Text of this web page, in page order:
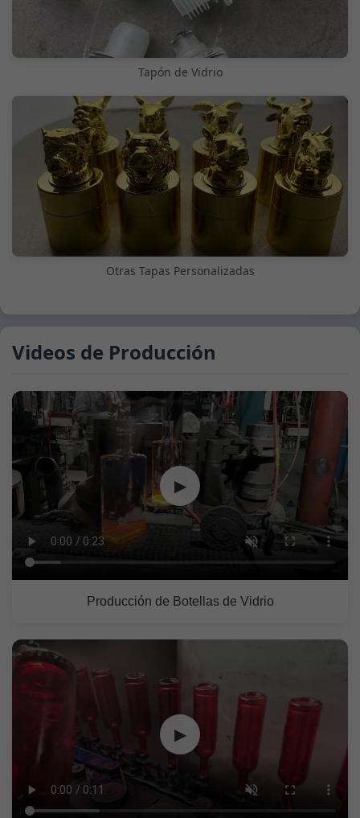
Tapón de Vidrio
Otras Tapas Personalizadas
Videos de Producción
▶
Producción de Botellas de Vidrio
▶